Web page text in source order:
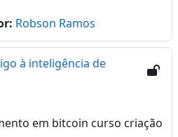
Robson Ramos
à inteligência de